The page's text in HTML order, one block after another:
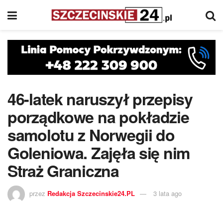
46-latek naruszył przepisy
porządkowe na pokładzie
samolotu z Norwegii do
Goleniowa. Zajęła się nim
Straż Graniczna
przez Redakcja Szczecinskie24.PL 3 lata ago